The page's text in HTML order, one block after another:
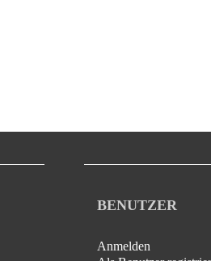
BENUTZER
Anmelden